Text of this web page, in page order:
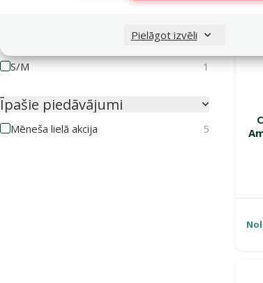
Pielāgot izvēli
1
S/M
1
Īpašie piedāvājumi
Mēneša lielā akcija 5